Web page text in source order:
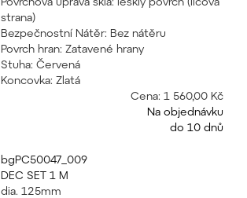
strana)
Bezpečnostní Nátěr: Bez nátěru
Povrch hran: Zatavené hrany
Stuha: Červená
Koncovka: Zlatá
Cena: 1 560,00 Kč
Na objednávku
do 10 dnů
bgPC50047_009
DEC SET 1 M
dia. 125mm